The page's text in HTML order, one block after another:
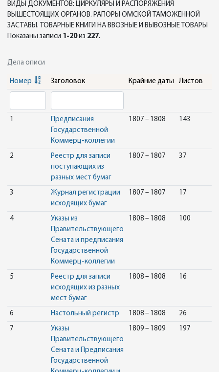
ВИДЫ ДОКУМЕНТОВ: ЦИРКУЛЯРЫ И РАСПОРЯЖЕНИЯ
ВЫШЕСТОЯЩИХ ОРГАНОВ. РАПОРЫ ОМСКОЙ ТАМОЖЕННОЙ
ЗАСТАВЫ. ТОВАРНЫЕ КНИГИ НА ВВОЗНЫЕ И ВЫВОЗНЫЕ ТОВАРЫ
Показаны записи 1-20из 227.
Дела описи
Номер Заголовок Крайние даты Листов
1
Предписания
Государственной
Коммерц-коллегии
1807 – 1808 143
2
Реестр для записи
поступающих из
разных мест бумаг
1807 – 1807 37
3
Журнал регистрации
исходящих бумаг
1807 – 1807 17
4
Указы из
Правительствующего
Сената и предписания
Государственной
Коммерц-коллегии
1808 – 1808 100
5
Реестр для записи
исходящих из разных
мест бумаг
1808 – 1808 16
6 Настольный регистр 1808 – 1808 26
7
Указы
Правительствующего
Сената и Предписания
Государственной
1809 – 1809 197